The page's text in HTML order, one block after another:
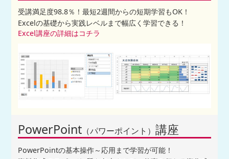
受講満足度98.8％！最短2週間からの短期学習もOK！
Excelの基礎から実践レベルまで幅広く学習できる！
Excel講座の詳細はコチラ
PowerPoint （パワーポイント）講座
PowerPointの基本操作～応用まで学習が可能！